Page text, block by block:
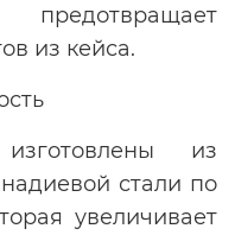
предотвращает
из кейса.
из
стали по
увеличивает